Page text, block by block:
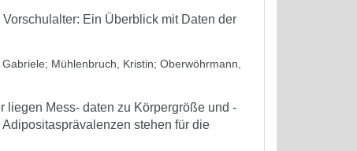
Ein Überblick mit Daten der
; Mühlenbruch, Kristin; Oberwöhrmann,
liegen Mess- daten zu Körpergröße und -
stehen für die